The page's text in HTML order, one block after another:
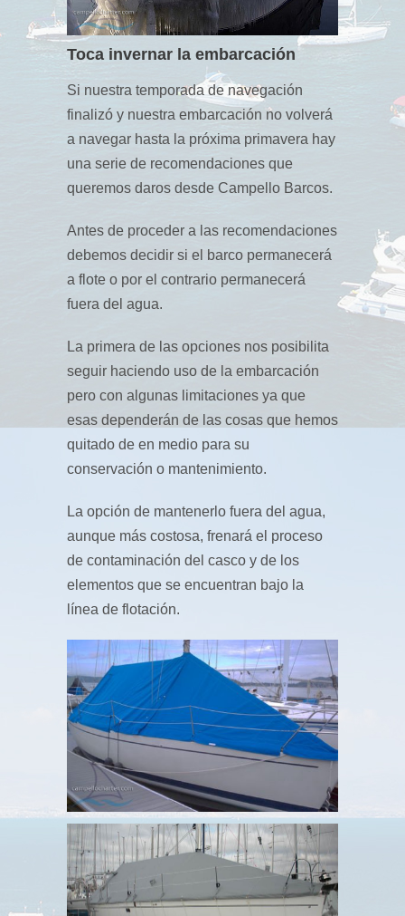
Toca invernar la embarcación
Si nuestra temporada de navegación
finalizó y nuestra embarcación no volverá
a navegar hasta la próxima primavera hay
una serie de recomendaciones que
queremos daros desde Campello Barcos.
Antes de proceder a las recomendaciones
debemos decidir si el barco permanecerá
a flote o por el contrario permanecerá
fuera del agua.
La primera de las opciones nos posibilita
seguir haciendo uso de la embarcación
pero con algunas limitaciones ya que
esas dependerán de las cosas que hemos
quitado de en medio para su
conservación o mantenimiento.
La opción de mantenerlo fuera del agua,
aunque más costosa, frenará el proceso
de contaminación del casco y de los
elementos que se encuentran bajo la
línea de flotación.